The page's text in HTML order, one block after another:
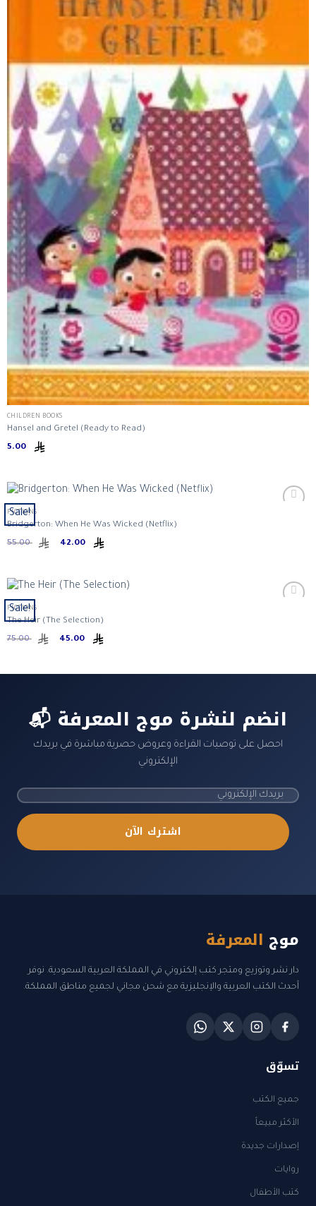
CHILDREN BOOKS
Hansel and Gretel (Ready to Read)
5.00
Sale!
FICTIONS
Bridgerton: When He Was Wicked (Netflix)
55.00
Original
price 42.00
Sale!
FICTIONS
The Heir (The Selection)
75.00
Original
price 45.00
📬 انضم لنشرة موج المعرفة
احصل على توصيات القراءة وعروض حصرية مباشرة في بريدك
الإلكتروني
اشترك الآن
موج المعرفة
دار نشر وتوزيع ومتجر كتب إلكتروني في المملكة العربية السعودية. نوفر
أحدث الكتب العربية والإنجليزية مع شحن مجاني لجميع مناطق المملكة.
تسوّق
جميع الكتب
الأكثر مبيعاً
إصدارات جديدة
روايات
كتب الأطفال